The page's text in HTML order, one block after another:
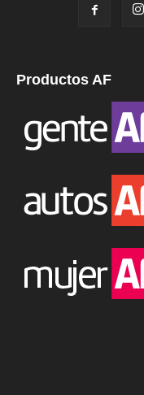
Productos AF